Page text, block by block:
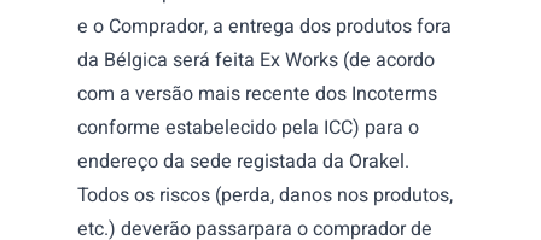
e o Comprador, a entrega dos produtos fora
da Bélgica será feita Ex Works (de acordo
com a versão mais recente dos Incoterms
conforme estabelecido pela ICC) para o
endereço da sede registada da Orakel.
Todos os riscos (perda, danos nos produtos,
etc.) deverão passarpara o comprador de